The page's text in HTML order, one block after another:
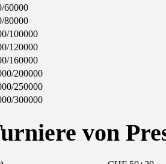
60000
80000
100000
120000
160000
200000
250000
300000
von